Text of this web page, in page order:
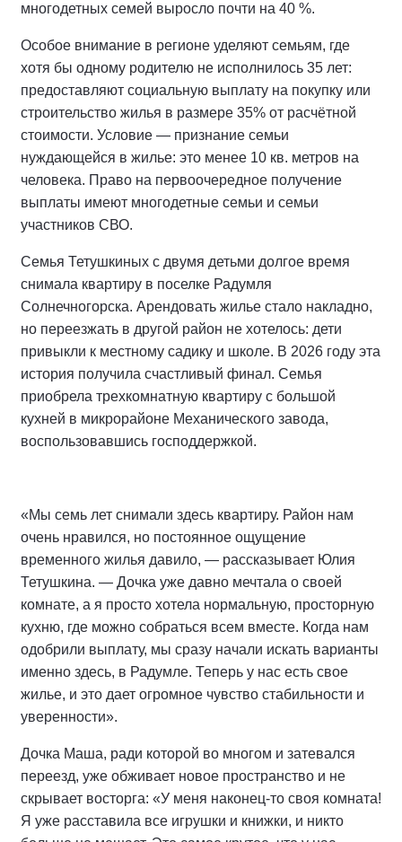
многодетных семей выросло почти на 40 %.
Особое внимание в регионе уделяют семьям, где
хотя бы одному родителю не исполнилось 35 лет:
предоставляют социальную выплату на покупку или
строительство жилья в размере 35% от расчётной
стоимости. Условие — признание семьи
нуждающейся в жилье: это менее 10 кв. метров на
человека. Право на первоочередное получение
выплаты имеют многодетные семьи и семьи
участников СВО.
Семья Тетушкиных с двумя детьми долгое время
снимала квартиру в поселке Радумля
Солнечногорска. Арендовать жилье стало накладно,
но переезжать в другой район не хотелось: дети
привыкли к местному садику и школе. В 2026 году эта
история получила счастливый финал. Семья
приобрела трехкомнатную квартиру с большой
кухней в микрорайоне Механического завода,
воспользовавшись господдержкой.
«Мы семь лет снимали здесь квартиру. Район нам
очень нравился, но постоянное ощущение
временного жилья давило, — рассказывает Юлия
Тетушкина. — Дочка уже давно мечтала о своей
комнате, а я просто хотела нормальную, просторную
кухню, где можно собраться всем вместе. Когда нам
одобрили выплату, мы сразу начали искать варианты
именно здесь, в Радумле. Теперь у нас есть свое
жилье, и это дает огромное чувство стабильности и
уверенности».
Дочка Маша, ради которой во многом и затевался
переезд, уже обживает новое пространство и не
скрывает восторга: «У меня наконец-то своя комната!
Я уже расставила все игрушки и книжки, и никто